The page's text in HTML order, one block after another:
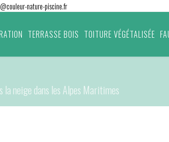
nature-piscine.fr
TERRASSE BOIS TOITURE VÉGÉTALISÉE
la neige dans les Alpes Maritimes